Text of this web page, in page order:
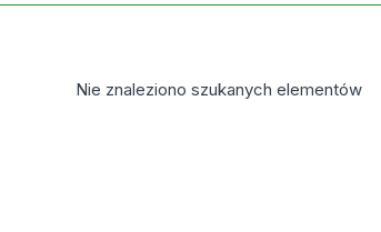
Nie znaleziono szukanych elementów